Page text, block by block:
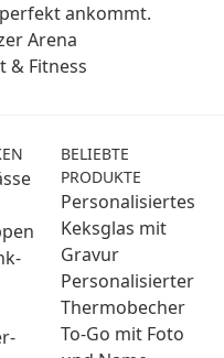
ankommt.
Arena
& Fitness
BELIEBTE
PRODUKTE
Personalisiertes
Keksglas mit
Gravur
Personalisierter
Thermobecher
To-Go mit Foto